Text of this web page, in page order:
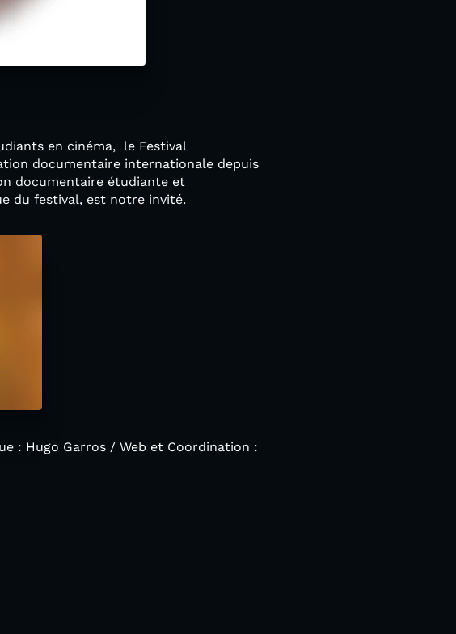
en cinéma, le Festival
documentaire internationale depuis
documentaire étudiante et
du festival, est notre invité.
: Hugo Garros / Web et Coordination :